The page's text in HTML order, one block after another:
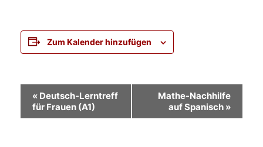
Zum Kalender hinzufügen
Veranstaltung-
Navigation
« Deutsch-Lerntreff
für Frauen (A1)
Mathe-Nachhilfe
auf Spanisch »